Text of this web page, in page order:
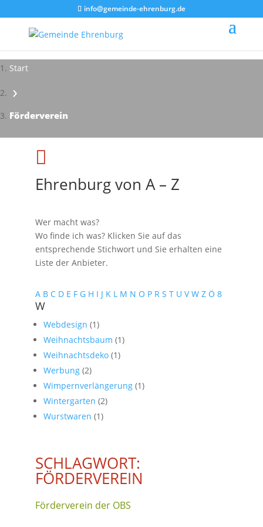
info@gemeinde-ehrenburg.de
Start
›
Förderverein
Impressionen - Mareike Kranz

Ehrenburg von A – Z
Wer macht was?
Wo finde ich was? Klicken Sie auf das
entsprechende Stichwort und Sie erhalten eine
Liste der Anbieter.
A B C D E F G H I J K L M N O P R S T U V W Z Ö 8
W
Webdesign (1)
Weihnachtsbaum (1)
Weihnachtsdeko (1)
Werbung (2)
Wimpernverlängerung (1)
Wintergarten (2)
Wurstwaren (1)
SCHLAGWORT:
FÖRDERVEREIN
Förderverein der OBS